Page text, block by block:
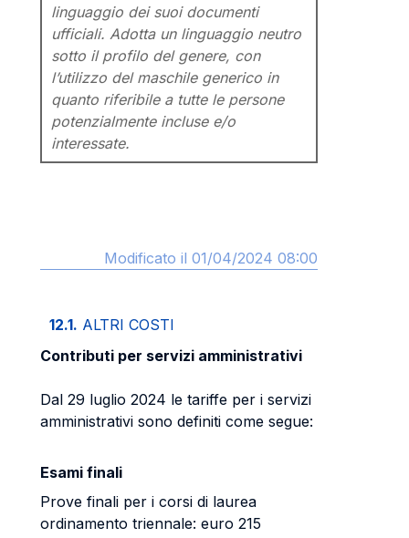
linguaggio dei suoi documenti
ufficiali. Adotta un linguaggio neutro
sotto il profilo del genere, con
l’utilizzo del maschile generico in
quanto riferibile a tutte le persone
potenzialmente incluse e/o
interessate.
Modificato il 01/04/2024 08:00
12.1. ALTRI COSTI
Contributi per servizi amministrativi
Dal 29 luglio 2024 le tariffe per i servizi
amministrativi sono definiti come segue:
Esami finali
Prove finali per i corsi di laurea
ordinamento triennale: euro 215